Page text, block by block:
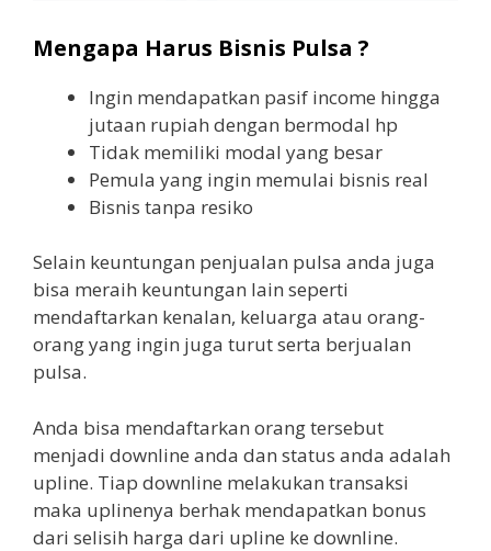
Mengapa Harus Bisnis Pulsa ?
Ingin mendapatkan pasif income hingga
jutaan rupiah dengan bermodal hp
Tidak memiliki modal yang besar
Pemula yang ingin memulai bisnis real
Bisnis tanpa resiko
Selain keuntungan penjualan pulsa anda juga
bisa meraih keuntungan lain seperti
mendaftarkan kenalan, keluarga atau orang-
orang yang ingin juga turut serta berjualan
pulsa.
Anda bisa mendaftarkan orang tersebut
menjadi downline anda dan status anda adalah
upline. Tiap downline melakukan transaksi
maka uplinenya berhak mendapatkan bonus
dari selisih harga dari upline ke downline.